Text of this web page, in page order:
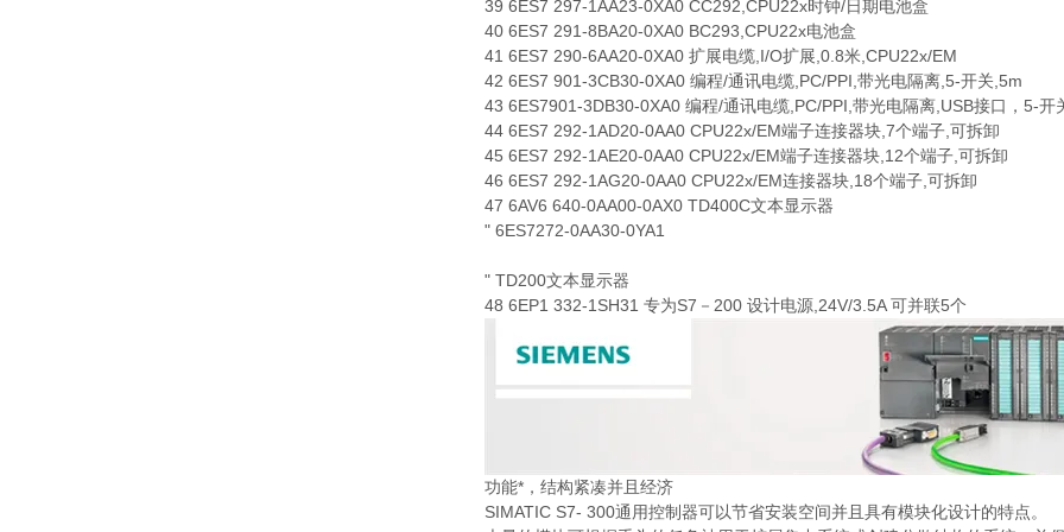
39 6ES7 297-1AA23-0XA0 CC292,CPU22x时钟/日期电池盒
40 6ES7 291-8BA20-0XA0 BC293,CPU22x电池盒
41 6ES7 290-6AA20-0XA0 扩展电缆,I/O扩展,0.8米,CPU22x/EM
42 6ES7 901-3CB30-0XA0 编程/通讯电缆,PC/PPI,带光电隔离,5-开关,5m
43 6ES7901-3DB30-0XA0 编程/通讯电缆,PC/PPI,带光电隔离,USB接口，5-开
44 6ES7 292-1AD20-0AA0 CPU22x/EM端子连接器块,7个端子,可拆卸
45 6ES7 292-1AE20-0AA0 CPU22x/EM端子连接器块,12个端子,可拆卸
46 6ES7 292-1AG20-0AA0 CPU22x/EM连接器块,18个端子,可拆卸
47 6AV6 640-0AA00-0AX0 TD400C文本显示器
" 6ES7272-0AA30-0YA1
" TD200文本显示器
48 6EP1 332-1SH31 专为S7－200 设计电源,24V/3.5A 可并联5个
功能*，结构紧凑并且经济
SIMATIC S7- 300通用控制器可以节省安装空间并且具有模块化设计的特点。